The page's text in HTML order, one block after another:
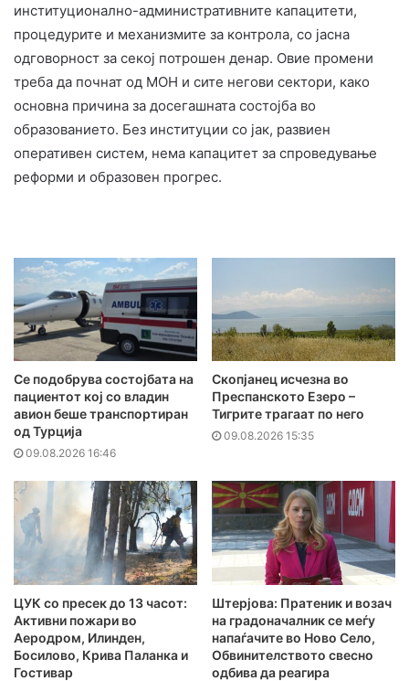
институционално-административните капацитети,
процедурите и механизмите за контрола, со јасна
одговорност за секој потрошен денар. Овие промени
треба да почнат од МОН и сите негови сектори, како
основна причина за досегашната состојба во
образованието. Без институции со јак, развиен
оперативен систем, нема капацитет за спроведување
реформи и образовен прогрес.
Се подобрува состојбата на
пациентот кој со владин
авион беше транспортиран
од Турција
09.08.2026 16:46
Скопјанец исчезна во
Преспанското Езеро –
Тигрите трагаат по него
09.08.2026 15:35
ЦУК со пресек до 13 часот:
Активни пожари во
Аеродром, Илинден,
Босилово, Крива Паланка и
Гостивар
Штерјова: Пратеник и возач
на градоначалник се меѓу
напаѓачите во Ново Село,
Обвинителството свесно
одбива да реагира